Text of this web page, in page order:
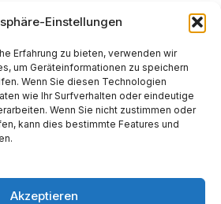
Einstellungen
Erfahrung zu bieten, verwenden wir
um Geräteinformationen zu speichern
Wenn Sie diesen Technologien
wie Ihr Surfverhalten oder eindeutige
Wenn Sie nicht zustimmen oder
kann dies bestimmte Features und
Akzeptieren